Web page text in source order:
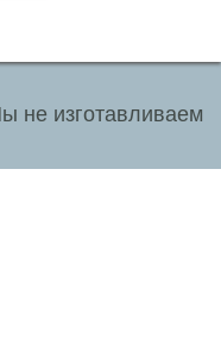
не изготавливаем